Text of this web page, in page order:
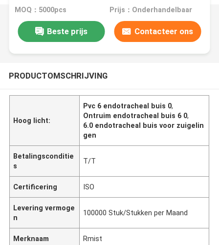
MOQ：5000pcs Prijs：Onderhandelbaar
Beste prijs Contacteer ons
PRODUCTOMSCHRIJVING
Hoog licht:
Pvc 6 endotracheal buis 0,
Ontruim endotracheal buis 6 0,
6.0 endotracheal buis voor zuigelin
gen
Betalingsconditie
s
T/T
Certificering ISO
Levering vermoge
n
100000 Stuk/Stukken per Maand
Merknaam Rmist